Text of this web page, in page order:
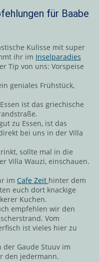
für Baabe
Kulisse mit super
ihr im Inselparadies
Tip von uns: Vorspeise
geniales Frühstück,
ist das griechische
zu Essen, ist das
bei uns in der Villa
sollte mal in die
Villa Wauzi, einschauen.
im Cafe Zeit hinter dem
euch dort knackige
Kuchen.
empfehlen wir den
Vom
ist vieles hier zu
der Gaude Stuuv im
den jedermann.